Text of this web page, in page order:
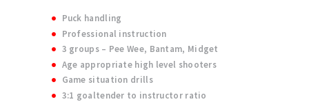
Puck handling
Professional instruction
3 groups – Pee Wee, Bantam, Midget
Age appropriate high level shooters
Game situation drills
3:1 goaltender to instructor ratio